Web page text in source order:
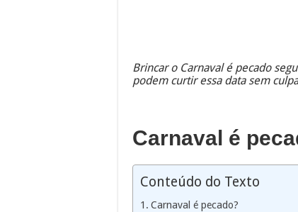
Brincar o Carnaval é pecado
podem curtir essa data sem culpa
Carnaval é
Conteúdo do Texto
Carnaval é pecado?